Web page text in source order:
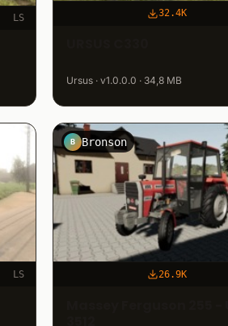
LS 32.4K
Ursus · v1.0.0.0 · 34,8 MB
LS
B Bronson
26.9K